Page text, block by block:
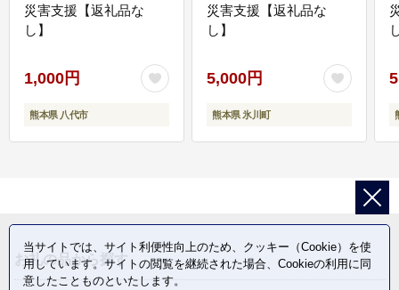
災害支援【返礼品な
し】
1,000円
熊本県 八代市
災害支援【返礼品な
し】
5,000円
熊本県 氷川町
お礼の品から探す
当サイトでは、サイト利便性向上のため、クッキー（Cookie）を使
用しています。サイトの閲覧を継続された場合、Cookieの利用に同
意したことものといたします。